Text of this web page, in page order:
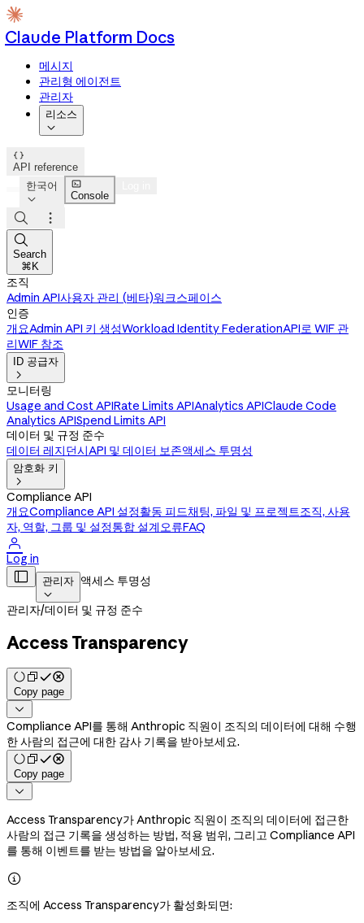
Claude Platform Docs
메시지
관리형 에이전트
관리자
리소스


API reference
한국어


Console



Search
⌘K
조직
Admin API사용자 관리 (베타)워크스페이스
인증
개요Admin API 키 생성Workload Identity FederationAPI로 WIF 관
리WIF 참조
ID 공급자

모니터링
Usage and Cost APIRate Limits APIAnalytics APIClaude Code
Analytics APISpend Limits API
데이터 및 규정 준수
데이터 레지던시API 및 데이터 보존액세스 투명성
암호화 키

Compliance API
개요Compliance API 설정활동 피드채팅, 파일 및 프로젝트조직, 사용
자, 역할, 그룹 및 설정통합 설계오류FAQ

Log in
 관리자

액세스 투명성
관리자/데이터 및 규정 준수
Access Transparency
Copy page

Compliance API를 통해 Anthropic 직원이 조직의 데이터에 대해 수행
한 사람의 접근에 대한 감사 기록을 받아보세요.
Copy page

Access Transparency가 Anthropic 직원이 조직의 데이터에 접근한
사람의 접근 기록을 생성하는 방법, 적용 범위, 그리고 Compliance API
를 통해 이벤트를 받는 방법을 알아보세요.

조직에 Access Transparency가 활성화되면: